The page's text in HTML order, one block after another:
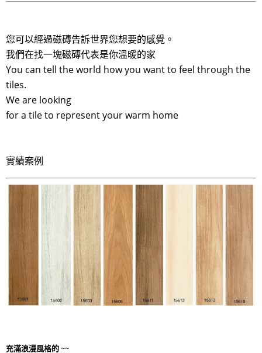
您可以經過磁磚告訴世界您想要的感覺。
我們在找一塊磁磚代表是你溫暖的家
You can tell the world how you want to feel through the
tiles.
We are looking
for a tile to represent your warm home
實績案例
充滿浪漫風格的 ~~